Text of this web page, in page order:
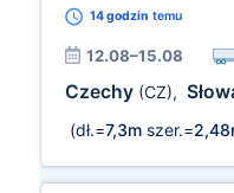
14 godzin temu
12.08–15.08
Czechy (CZ),
(dł.=7,3m szer.=